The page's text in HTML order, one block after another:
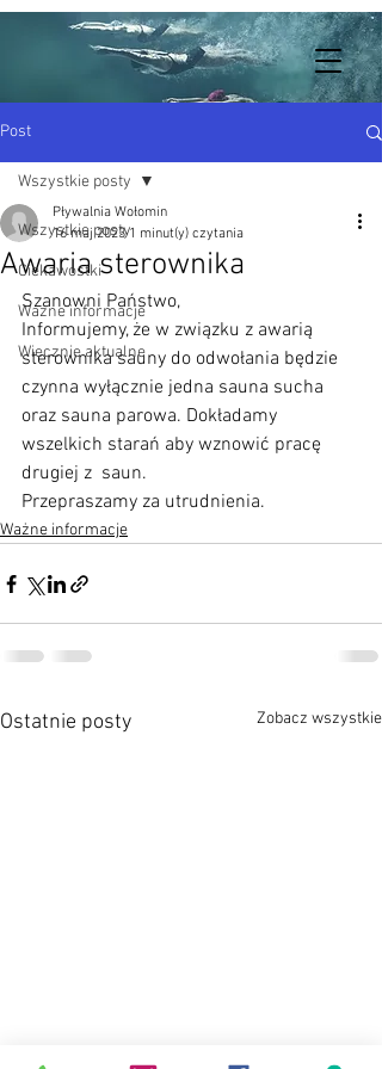
Post
Wszystkie posty
Ciekawostki
Ważne informacje
Wiecznie aktualne
Wszystkie posty
Awaria sterownika
Pływalnia Wołomin
16 maj 2023 1 minut(y) czytania
Szanowni Państwo,
Informujemy, że w związku z awarią
sterownika sauny do odwołania będzie
czynna wyłącznie jedna sauna sucha
oraz sauna parowa. Dokładamy
wszelkich starań aby wznowić pracę
drugiej z  saun.
Przepraszamy za utrudnienia.
Ważne informacje
Ostatnie posty Zobacz wszystkie